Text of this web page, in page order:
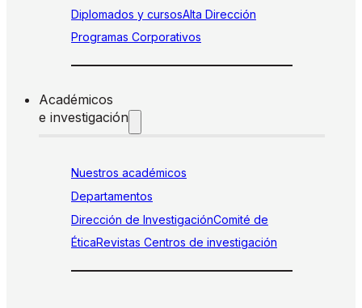
Diplomados y cursosAlta Dirección
Programas Corporativos
Académicos
e investigación
Nuestros académicos
Departamentos
Dirección de InvestigaciónComité de
ÉticaRevistas Centros de investigación